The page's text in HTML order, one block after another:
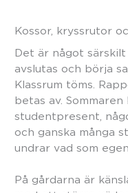
Kossor, kryssrutor
Det är något särskilt
avslutas och börja
Klassrum töms.
betas av.
studentpresent,
och ganska många
undrar vad som
På gårdarna är